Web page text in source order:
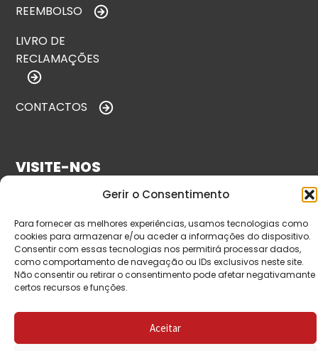
Gerir o Consentimento
Para fornecer as melhores experiências, usamos tecnologias como
cookies para armazenar e/ou aceder a informações do dispositivo.
Consentir com essas tecnologias nos permitirá processar dados,
como comportamento de navegação ou IDs exclusivos neste site.
Não consentir ou retirar o consentimento pode afetar negativamante
certos recursos e funções.
Aceitar
REEMBOLSO
LIVRO DE
RECLAMAÇÕES
CONTACTOS
VISITE-NOS
© Copyright 2026 Saída de Emergência. Todos os
direitos reservados.